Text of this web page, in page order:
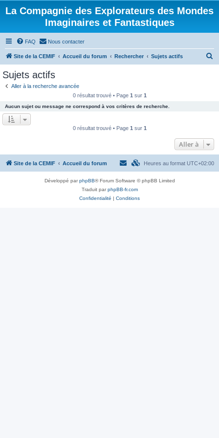
La Compagnie des Explorateurs des Mondes
Imaginaires et Fantastiques
FAQ Nous contacter
Site de la CEMIF Accueil du forum Rechercher Sujets actifs
e
r
Sujets actifs
Aller à la recherche avancée
0 résultat trouvé • Page 1 sur 1
Aucun sujet ou message ne correspond à vos critères de recherche.
0 résultat trouvé • Page 1 sur 1
Aller à
Site de la CEMIF Accueil du forum Heures au format UTC+02:00
Développé parphpBB® Forum Software © phpBB Limited
Traduit parphpBB-fr.com
Confidentialité | Conditions